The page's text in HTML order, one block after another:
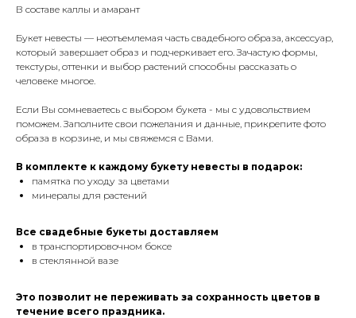
В составе каллы и амарант
Букет невесты — неотъемлемая часть свадебного образа, аксессуар,
который завершает образ и подчеркивает его. Зачастую формы,
текстуры, оттенки и выбор растений способны рассказать о
человеке многое.
Если Вы сомневаетесь с выбором букета - мы с удовольствием
поможем. Заполните свои пожелания и данные, прикрепите фото
образа в корзине, и мы свяжемся с Вами.
В комплекте к каждому букету невесты в подарок:
памятка по уходу за цветами
минералы для растений
Все свадебные букеты доставляем
в транспортировочном боксе
в стеклянной вазе
Это позволит не переживать за сохранность цветов в
течение всего праздника.